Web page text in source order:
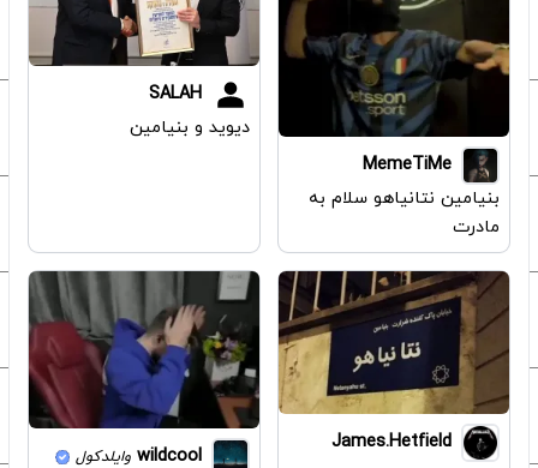
MemeTiMe
بنیامین نتانیاهو سلام به
مادرت
SALAH
دیوید و بنیامین
James.Hetfield
wildcool وایلدکول